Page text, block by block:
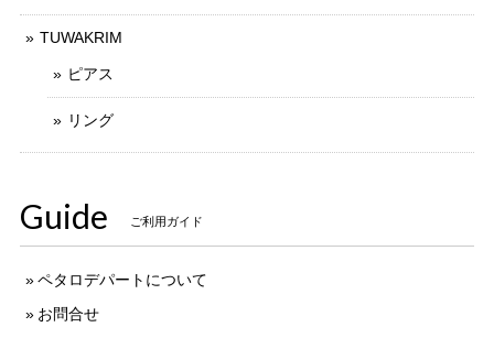
TUWAKRIM
ピアス
リング
Guide ご利用ガイド
ペタロデパートについて
お問合せ